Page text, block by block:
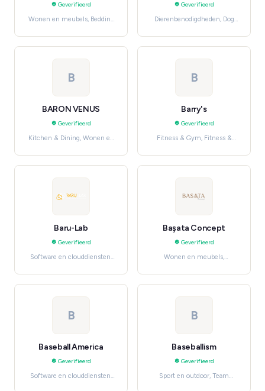
Geverifieerd
Wonen en meubels, Bedding
Geverifieerd
Dierenbenodigdheden, Dog
B
BARON VENUS
Geverifieerd
Kitchen & Dining, Wonen en
B
Barry's
Geverifieerd
Fitness & Gym, Fitness &
Baru-Lab
Geverifieerd
Software en clouddiensten,
entertainment
Başata Concept
Geverifieerd
Wonen en meubels,
B
Baseball America
Geverifieerd
Software en clouddiensten,
B
Baseballism
Geverifieerd
Sport en outdoor, Team